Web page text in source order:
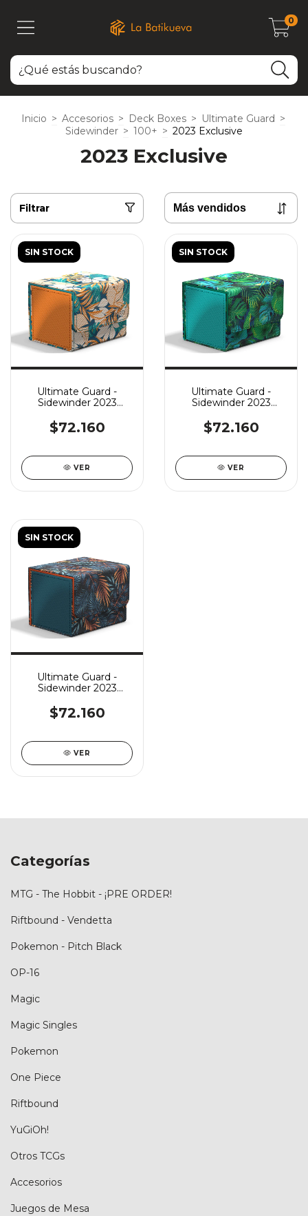
0
Inicio > Accesorios > Deck Boxes > Ultimate Guard >
Sidewinder > 100+ > 2023 Exclusive
2023 Exclusive
Filtrar
SIN STOCK
Ultimate Guard -
Sidewinder 2023
Canary Orange
$72.160
VER
SIN STOCK
Ultimate Guard -
Sidewinder 2023
Rainforest Green
$72.160
VER
SIN STOCK
Ultimate Guard -
Sidewinder 2023
Blue
$72.160
VER
Categorías
MTG - The Hobbit - ¡PRE ORDER!
Riftbound - Vendetta
Pokemon - Pitch Black
OP-16
Magic
Magic Singles
Pokemon
One Piece
Riftbound
YuGiOh!
Otros TCGs
Accesorios
Juegos de Mesa